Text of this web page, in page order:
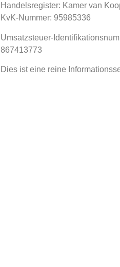
Handelsregister: Kamer van
KvK-Nummer: 95985336
Umsatzsteuer-
867413773
Dies ist eine reine